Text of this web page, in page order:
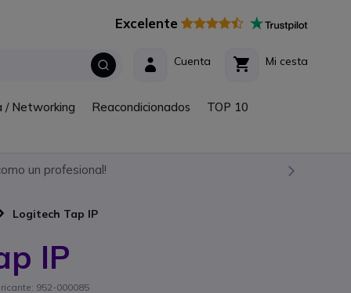
Excelente
Mi cesta
Cuenta
/ Networking Reacondicionados TOP 10
un profesional!
Logitech Tap IP
IP
952-000085